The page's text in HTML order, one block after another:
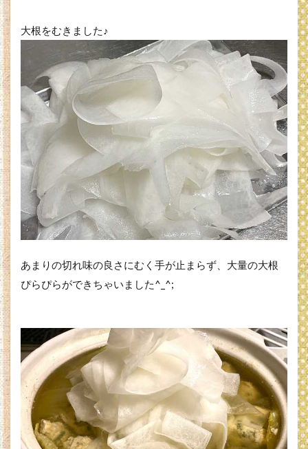
大根をむきました♪
あまりの切れ味の良さにむく手が止まらず、大量の大根
ぴらぴらができちゃいました^_^;